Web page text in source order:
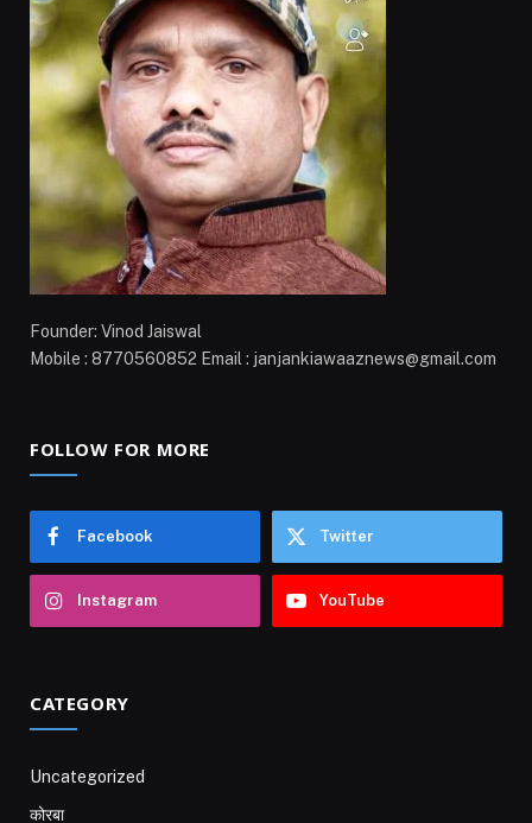
Founder: Vinod Jaiswal
Mobile : 8770560852 Email : janjankiawaaznews@gmail.com
FOLLOW FOR MORE
Facebook Twitter
Instagram YouTube
CATEGORY
Uncategorized
कोरबा